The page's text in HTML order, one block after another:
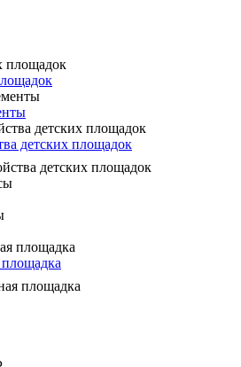
детских площадок
детских площадок
площадка